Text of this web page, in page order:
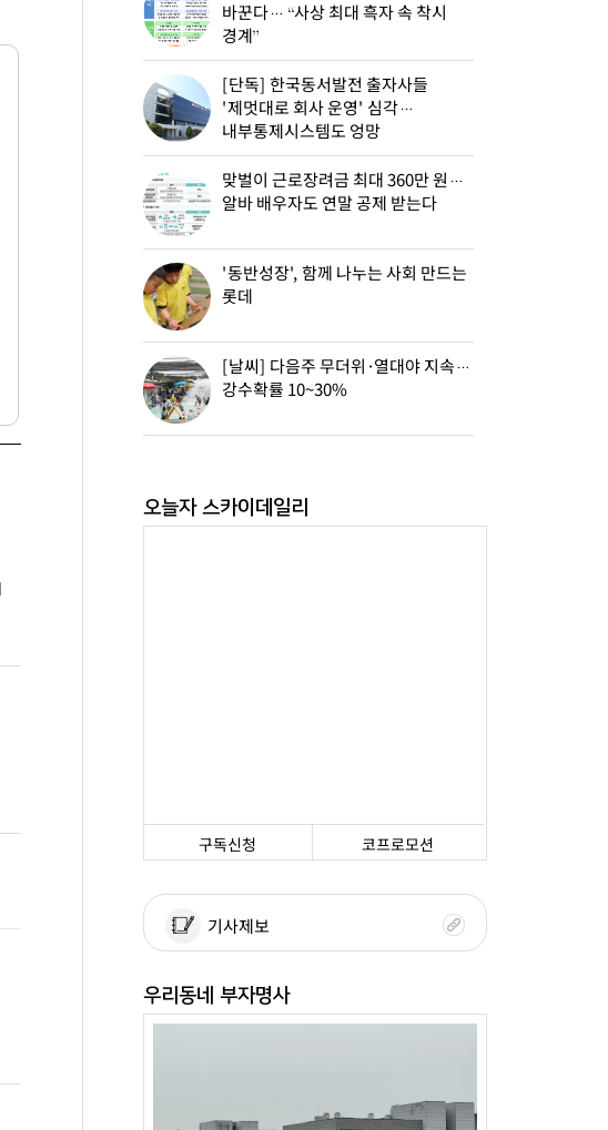
바꾼다… “사상 최대 흑자 속 착시
경계”
[단독] 한국동서발전 출자사들
'제멋대로 회사 운영' 심각…
내부통제시스템도 엉망
맞벌이 근로장려금 최대 360만 원…
알바 배우자도 연말 공제 받는다
'동반성장', 함께 나누는 사회 만드는
롯데
[날씨] 다음주 무더위·열대야 지속…
강수확률 10~30%
오늘자 스카이데일리
구독신청 코프로모션
기사제보
우리동네 부자명사